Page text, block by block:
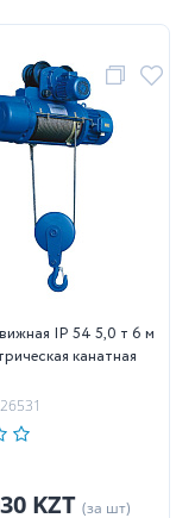
IP 54 5,0 т 6 м
канатная
KZT (за шт)